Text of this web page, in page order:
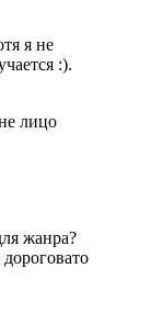
я не
:).
лицо
жанра?